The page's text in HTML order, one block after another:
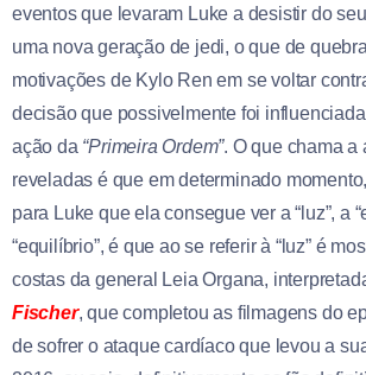
eventos que levaram Luke a desistir do
uma nova geração de jedi, o que de
motivações de Kylo Ren em se voltar
decisão que possivelmente foi
ação da “Primeira Ordem”. O que chama a
reveladas é que em determinado
para Luke que ela consegue ver a “luz”, a
“equilíbrio”, é que ao se referir à “luz” é
costas da general Leia Organa,
Fischer, que completou as filmagens do
de sofrer o ataque cardíaco que levou a